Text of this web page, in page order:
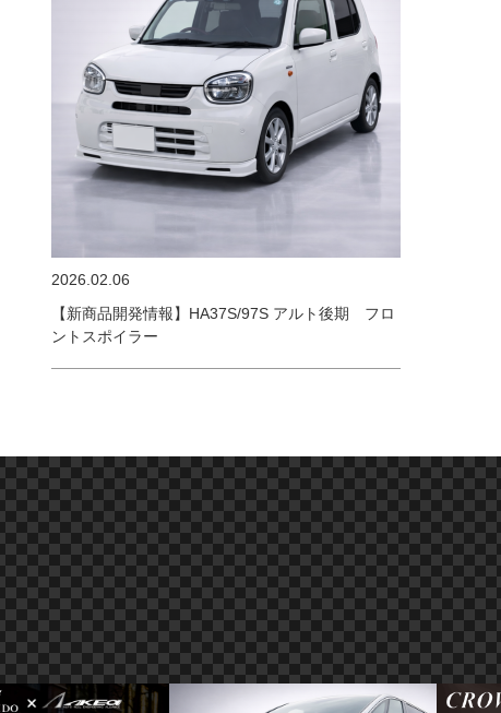
2026.02.06
【新商品開発情報】HA37S/97S アルト後期 フロ
ントスポイラー